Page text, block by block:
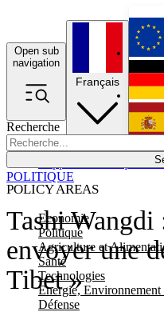
Open sub
navigation
Recherche
POLICY AREAS
Economie
Politique
Agriculture et
Santé
Technologies
Energie, Environnement
Défense
Français
Tashi
envoyer une
Tibet »
POLITIQUE